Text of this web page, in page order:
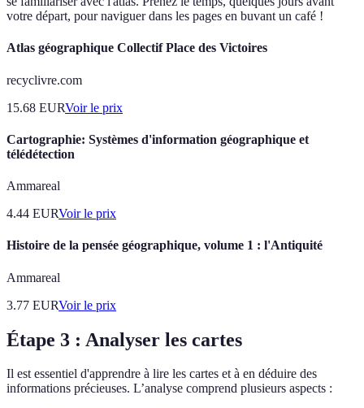
votre départ, pour naviguer dans les pages en buvant un café !
Atlas géographique Collectif Place des Victoires
recyclivre.com
15.68 EURVoir le prix
Cartographie: Systèmes d'information géographique et
télédétection
Ammareal
4.44 EURVoir le prix
Histoire de la pensée géographique, volume 1 : l'Antiquité
Ammareal
3.77 EURVoir le prix
Étape 3 : Analyser les cartes
Il est essentiel d'apprendre à lire les cartes et à en déduire des
informations précieuses. L’analyse comprend plusieurs aspects :